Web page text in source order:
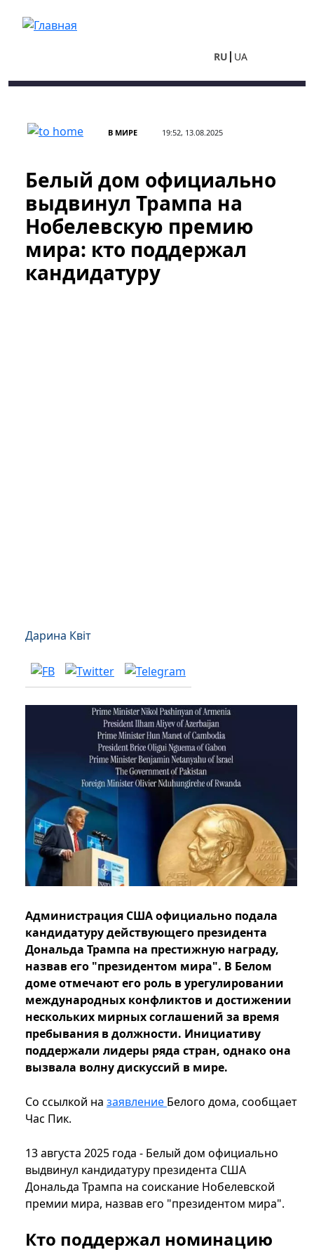
RU UA
В МИРЕ 19:52, 13.08.2025
Белый дом официально
выдвинул Трампа на
Нобелевскую премию
мира: кто поддержал
кандидатуру
Дарина Квіт
Администрация США официально подала
кандидатуру действующего президента
Дональда Трампа на престижную награду,
назвав его "президентом мира". В Белом
доме отмечают его роль в урегулировании
международных конфликтов и достижении
нескольких мирных соглашений за время
пребывания в должности. Инициативу
поддержали лидеры ряда стран, однако она
вызвала волну дискуссий в мире.
Со ссылкой на заявление Белого дома, сообщает
Час Пик.
13 августа 2025 года - Белый дом официально
выдвинул кандидатуру президента США
Дональда Трампа на соискание Нобелевской
премии мира, назвав его "президентом мира".
Кто поддержал номинацию